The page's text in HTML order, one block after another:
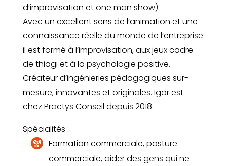
d’improvisation et one man show).
Avec un excellent sens de l’animation et une
connaissance réelle du monde de l’entreprise
il est formé à l’improvisation, aux jeux cadre
de thiagi et à la psychologie positive.
Créateur d’ingénieries pédagogiques sur-
mesure, innovantes et originales. Igor est
chez Practys Conseil depuis 2018.
Spécialités :
Formation commerciale, posture
commerciale, aider des gens qui ne